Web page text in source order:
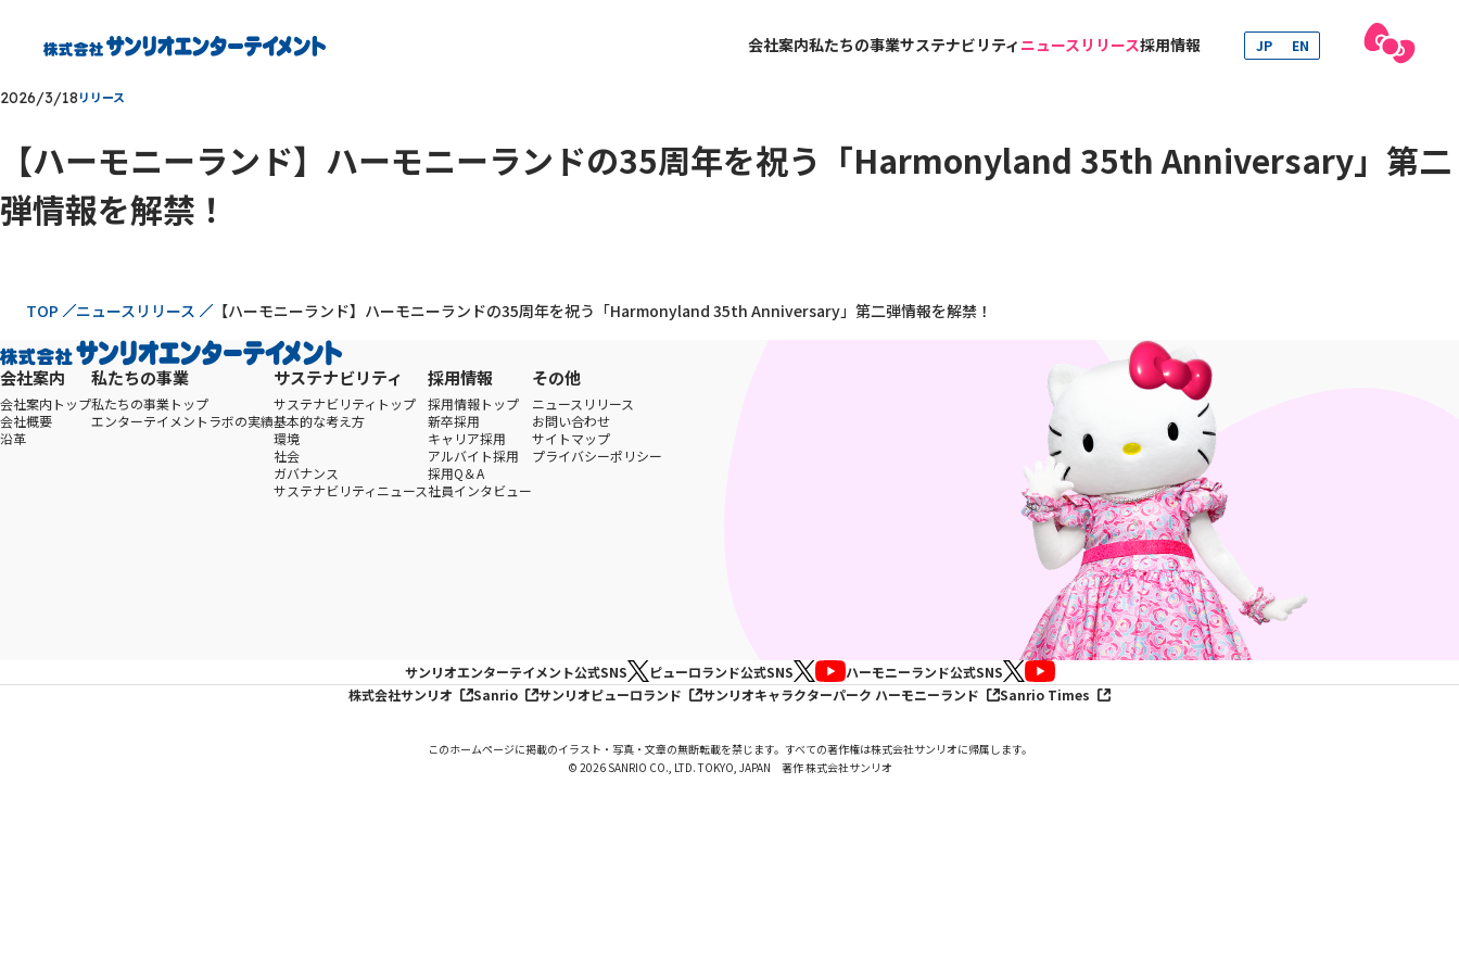
会社案内私たちの事業サステナビリティ ニュースリリース採用情報 JP EN
2026/3/18リリース
【ハーモニーランド】ハーモニーランドの35周年を祝う「Harmonyland 35th Anniversary」第二
弾情報を解禁！
現在位置
TOP ニュースリリース 【ハーモニーランド】ハーモニーランドの35周年を祝う「Harmonyland 35th Anniversary」第二弾情報を解禁！
会社案内
会社案内トップ
会社概要
沿革
私たちの事業
私たちの事業トップ
エンターテイメントラボの実績
サステナビリティ
サステナビリティトップ
基本的な考え方
環境
社会
ガバナンス
サステナビリティニュース
採用情報
採用情報トップ
新卒採用
キャリア採用
アルバイト採用
採用Q＆A
社員インタビュー
その他
ニュースリリース
お問い合わせ
サイトマップ
プライバシーポリシー
サンリオエンターテイメント公式SNS ピューロランド公式SNS ハーモニーランド公式SNS
株式会社サンリオ
Sanrio サンリオピューロランド サンリオキャラクターパーク ハーモニーランド Sanrio Times
このホームページに掲載のイラスト・写真・文章の無断転載を禁じます。すべての著作権は株式会社サンリオに帰属します。
© 2026 SANRIO CO., LTD. TOKYO, JAPAN 著作 株式会社サンリオ